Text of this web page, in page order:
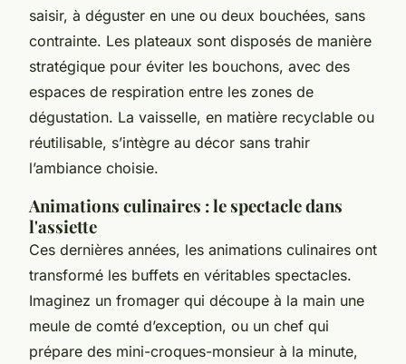
saisir, à déguster en une ou deux bouchées, sans
contrainte. Les plateaux sont disposés de manière
stratégique pour éviter les bouchons, avec des
espaces de respiration entre les zones de
dégustation. La vaisselle, en matière recyclable ou
réutilisable, s’intègre au décor sans trahir
l’ambiance choisie.
Animations culinaires : le spectacle dans
l'assiette
Ces dernières années, les animations culinaires ont
transformé les buffets en véritables spectacles.
Imaginez un fromager qui découpe à la main une
meule de comté d’exception, ou un chef qui
prépare des mini-croques-monsieur à la minute,